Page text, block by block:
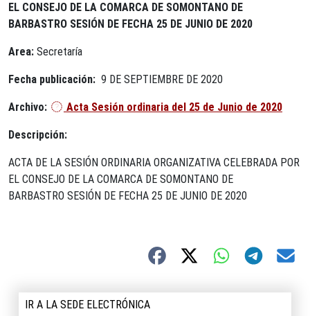
EL CONSEJO DE LA COMARCA DE SOMONTANO DE
BARBASTRO SESIÓN DE FECHA 25 DE JUNIO DE 2020
Area: Secretaría
Fecha publicación: 9 DE SEPTIEMBRE DE 2020
Archivo: Acta Sesión ordinaria del 25 de Junio de 2020
Descripción:
ACTA DE LA SESIÓN ORDINARIA ORGANIZATIVA CELEBRADA POR
EL CONSEJO DE LA COMARCA DE SOMONTANO DE
BARBASTRO SESIÓN DE FECHA 25 DE JUNIO DE 2020
IR A LA SEDE ELECTRÓNICA